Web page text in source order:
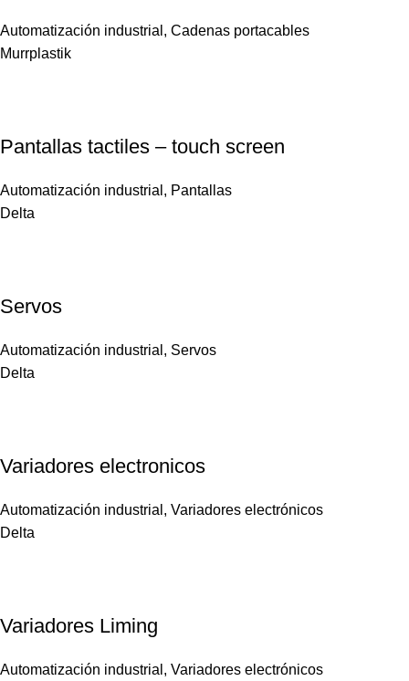
Automatización industrial , Cadenas portacables
Murrplastik
Pantallas tactiles – touch screen
Automatización industrial , Pantallas
Delta
Servos
Automatización industrial , Servos
Delta
Variadores electronicos
Automatización industrial , Variadores electrónicos
Delta
Variadores Liming
Automatización industrial , Variadores electrónicos